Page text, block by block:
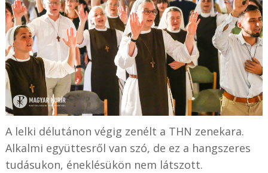
A lelki délutánon végig zenélt a THN zenekara.
Alkalmi együttesről van szó, de ez a hangszeres
tudásukon, éneklésükön nem látszott.